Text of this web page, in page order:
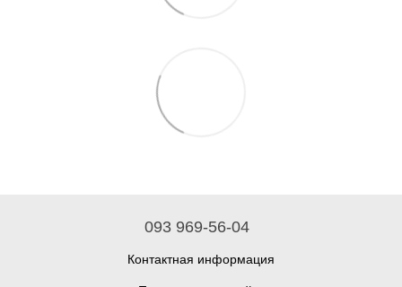
093 969-56-04
Контактная информация